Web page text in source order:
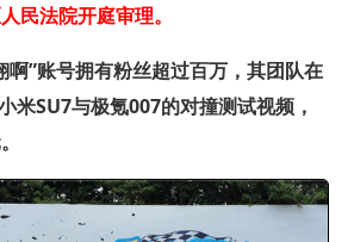
民法院开庭审理。
啊”账号拥有粉丝超过百万，其团队在
米SU7与极氪007的对撞测试视频，